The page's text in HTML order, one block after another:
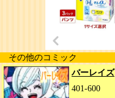
その他のコミック
バーレイズ
401-600